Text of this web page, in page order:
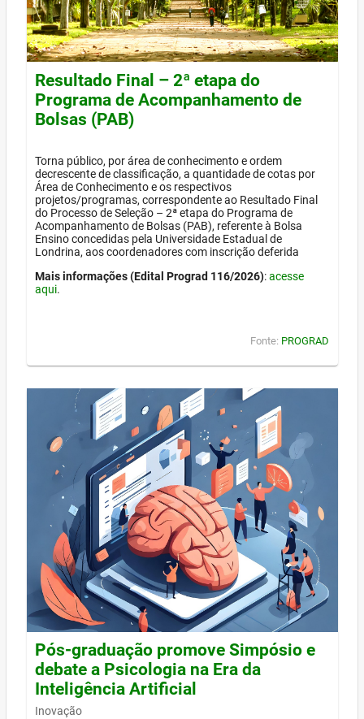
Resultado Final – 2ª etapa do
Programa de Acompanhamento de
Bolsas (PAB)
Torna público, por área de conhecimento e ordem
decrescente de classificação, a quantidade de cotas por
Área de Conhecimento e os respectivos
projetos/programas, correspondente ao Resultado Final
do Processo de Seleção – 2ª etapa do Programa de
Acompanhamento de Bolsas (PAB), referente à Bolsa
Ensino concedidas pela Universidade Estadual de
Londrina, aos coordenadores com inscrição deferida
Mais informações (Edital Prograd 116/2026):acesse
aqui.
Fonte: PROGRAD
Pós-graduação promove Simpósio e
debate a Psicologia na Era da
Inteligência Artificial
Inovação